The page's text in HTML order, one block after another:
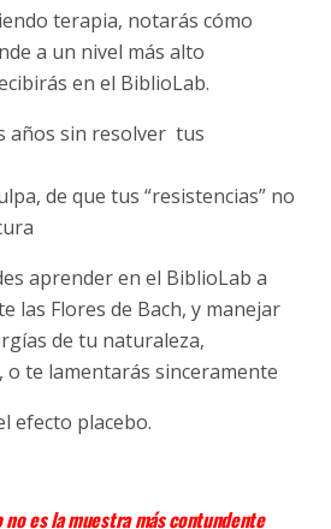
terapia, notarás cómo
a un nivel más alto
en el BiblioLab.
años sin resolver tus
de que tus “resistencias” no
aprender en el BiblioLab a
las Flores de Bach, y manejar
de tu naturaleza,
te lamentarás sinceramente
efecto placebo.
es la muestra más contundente